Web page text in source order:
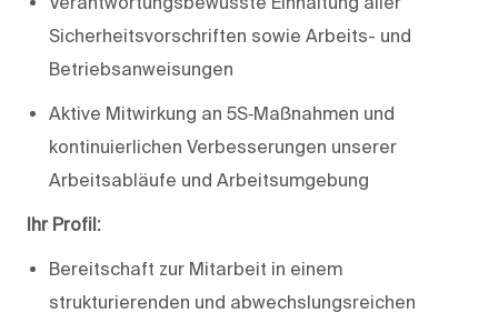
Sicherheitsvorschriften sowie Arbeits- und
Betriebsanweisungen
Aktive Mitwirkung an 5S‑Maßnahmen und
kontinuierlichen Verbesserungen unserer
Arbeitsabläufe und Arbeitsumgebung
Ihr Profil:
Bereitschaft zur Mitarbeit in einem
strukturierenden und abwechslungsreichen